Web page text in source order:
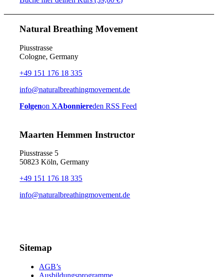
Natural Breathing Movement
Piusstrasse
Cologne, Germany
+49 151 176 18 335
info@naturalbreathingmovement.de
Folgenon XAbonniereden RSS Feed
Maarten Hemmen Instructor
Piusstrasse 5
50823 Köln, Germany
+49 151 176 18 335
info@naturalbreathingmovement.de
Sitemap
AGB’s
Ausbildungsprogramme